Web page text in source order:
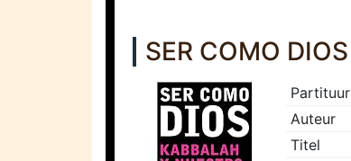
SER COMO DIOS
Partituur
Auteur
Titel